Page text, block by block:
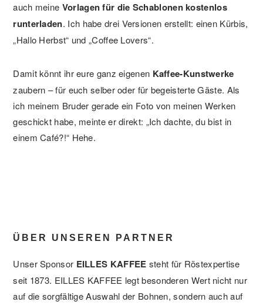
auch meine Vorlagen für die Schablonen kostenlos
runterladen. Ich habe drei Versionen erstellt: einen Kürbis,
„Hallo Herbst“ und „Coffee Lovers“.
Damit könnt ihr eure ganz eigenen Kaffee-Kunstwerke
zaubern – für euch selber oder für begeisterte Gäste. Als
ich meinem Bruder gerade ein Foto von meinen Werken
geschickt habe, meinte er direkt: „Ich dachte, du bist in
einem Café?!“ Hehe.
ÜBER UNSEREN PARTNER
Unser Sponsor EILLES KAFFEE steht für Röstexpertise
seit 1873. EILLES KAFFEE legt besonderen Wert nicht nur
auf die sorgfältige Auswahl der Bohnen, sondern auch auf